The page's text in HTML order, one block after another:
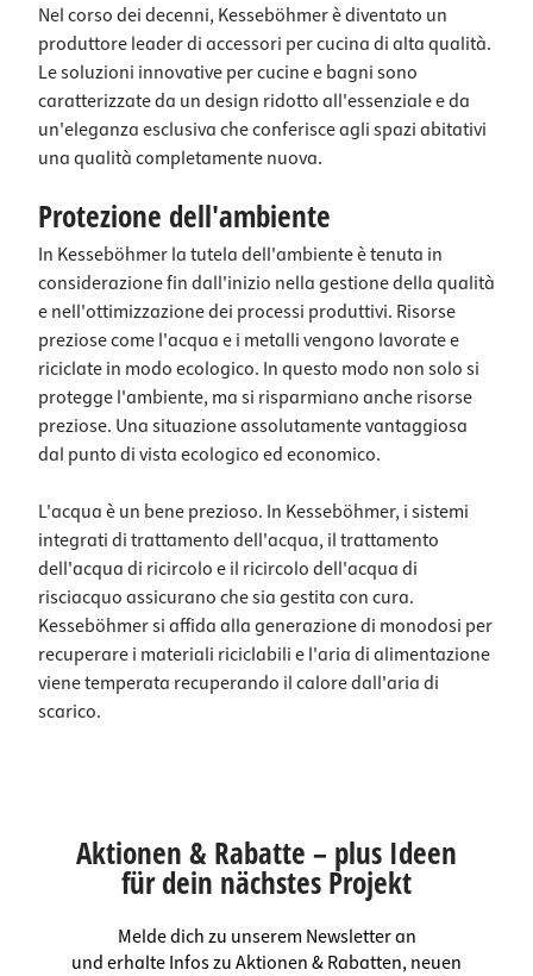
Nel corso dei decenni, Kesseböhmer è diventato un
produttore leader di accessori per cucina di alta qualità.
Le soluzioni innovative per cucine e bagni sono
caratterizzate da un design ridotto all'essenziale e da
un'eleganza esclusiva che conferisce agli spazi abitativi
una qualità completamente nuova.
Protezione dell'ambiente
In Kesseböhmer la tutela dell'ambiente è tenuta in
considerazione fin dall'inizio nella gestione della qualità
e nell'ottimizzazione dei processi produttivi. Risorse
preziose come l'acqua e i metalli vengono lavorate e
riciclate in modo ecologico. In questo modo non solo si
protegge l'ambiente, ma si risparmiano anche risorse
preziose. Una situazione assolutamente vantaggiosa
dal punto di vista ecologico ed economico.
L'acqua è un bene prezioso. In Kesseböhmer, i sistemi
integrati di trattamento dell'acqua, il trattamento
dell'acqua di ricircolo e il ricircolo dell'acqua di
risciacquo assicurano che sia gestita con cura.
Kesseböhmer si affida alla generazione di monodosi per
recuperare i materiali riciclabili e l'aria di alimentazione
viene temperata recuperando il calore dall'aria di
scarico.
Aktionen & Rabatte – plus Ideen
für dein nächstes Projekt
Melde dich zu unserem Newsletter an
und erhalte Infos zu Aktionen & Rabatten, neuen